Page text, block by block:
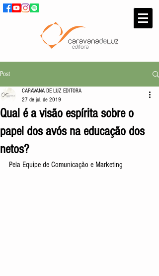
Post
Qual é a visão espírita sobre o
papel dos avós na educação dos
netos?
CARAVANA DE LUZ EDITORA
27 de jul. de 2019
Pela Equipe de Comunicação e Marketing